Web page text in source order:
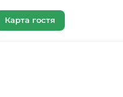
Карта гостя